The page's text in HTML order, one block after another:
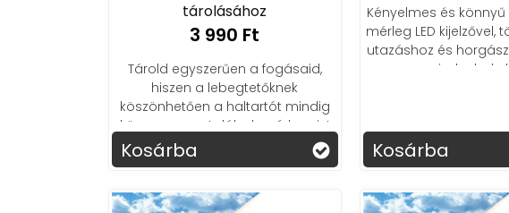
tárolásához
3 990 Ft
Tárold egyszerűen a fogásaid,
hiszen a lebegtetőknek
köszönhetően a haltartót mindig
könnyen megtalálod a vízben is!
Kosárba
Kényelmes és
mérleg LED kijelzővel,
utazáshoz és
mindenhol
Kosárba